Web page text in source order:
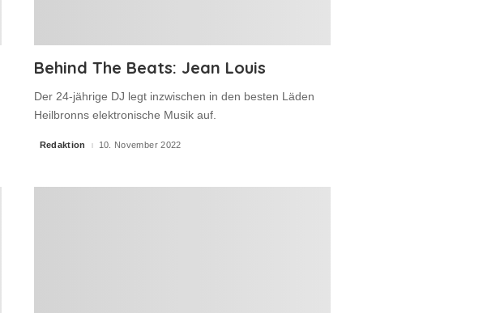
Behind The Beats: Jean Louis
Der 24-jährige DJ legt inzwischen in den besten Läden
Heilbronns elektronische Musik auf.
Posted
Redaktion 10. November 2022